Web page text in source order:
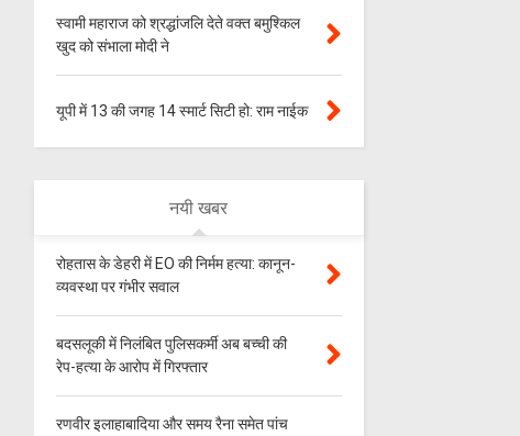
स्वामी महाराज को श्रद्धांजलि देते वक्त बमुश्किल
खुद को संभाला मोदी ने
यूपी में 13 की जगह 14 स्मार्ट सिटी हो: राम नाईक
नयी खबर
रोहतास के डेहरी में EO की निर्मम हत्या: कानून-
व्यवस्था पर गंभीर सवाल
बदसलूकी में निलंबित पुलिसकर्मी अब बच्ची की
रेप-हत्या के आरोप में गिरफ्तार
रणवीर इलाहाबादिया और समय रैना समेत पांच